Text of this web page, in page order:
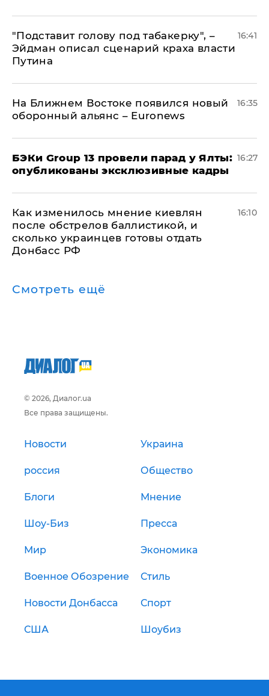
​"Подставит голову под табакерку", –
Эйдман описал сценарий краха власти
Путина
16:41
На Ближнем Востоке появился новый
оборонный альянс – Euronews
16:35
​БЭКи Group 13 провели парад у Ялты:
опубликованы эксклюзивные кадры
16:27
Как изменилось мнение киевлян
после обстрелов баллистикой, и
сколько украинцев готовы отдать
Донбасс РФ
16:10
Смотреть ещё
© 2026, Диалог.ua
Все права защищены.
Новости Украина
россия Общество
Блоги Мнение
Шоу-Биз Пресса
Мир Экономика
Военное Обозрение Стиль
Новости Донбасса Спорт
США Шоубиз